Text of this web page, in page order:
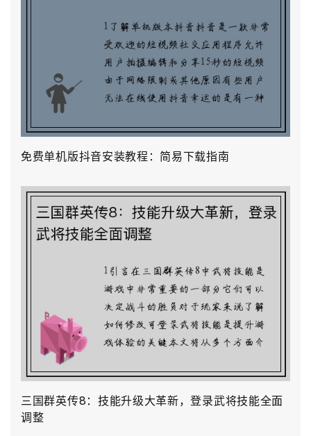
免费单机版抖音安装教程：简易下载指南
三国群英传8：技能升级大革新，登录武将技能全面
调整